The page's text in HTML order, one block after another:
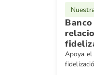
Apoya